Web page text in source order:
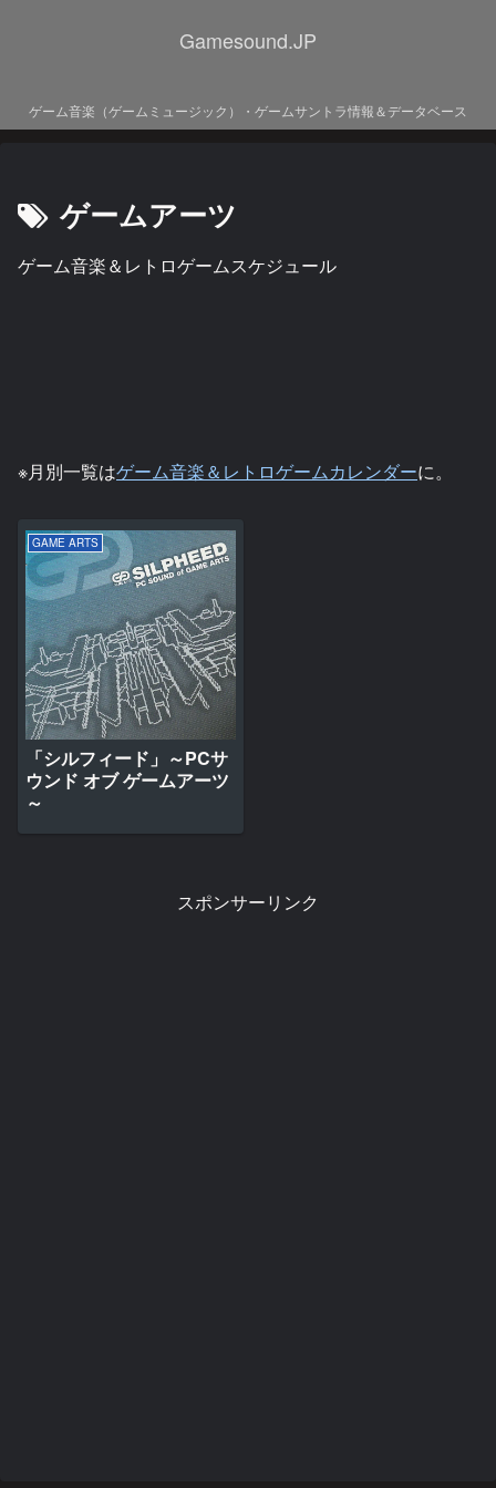
Gamesound.JP
ゲーム音楽（ゲームミュージック）・ゲームサントラ情報＆データベース
ゲームアーツ
ゲーム音楽＆レトロゲームスケジュール
※月別一覧はゲーム音楽＆レトロゲームカレンダーに。
GAME ARTS
「シルフィード」～PCサ
ウンド オブ ゲームアーツ
～
スポンサーリンク